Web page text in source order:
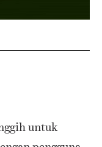
untuk